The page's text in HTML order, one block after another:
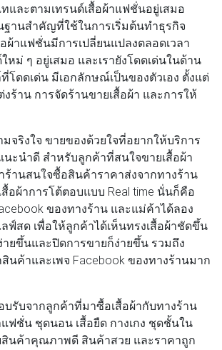
ทและตามเทรนด์เสื้อผ้าแฟชั่นอยู่เสมอ
ฐานสำคัญที่ใช้ในการเริ่มต้นทำธุรกิจ
อผ้าแฟชั่นมีการเปลี่ยนแปลงตลอดเวลา
หม่ ๆ อยู่เสมอ และเรายังโดดเด่นในด้าน
โดดเด่น มีเอกลักษณ์เป็นของตัวเอง ตั้งแต่
ร้าน การจัดร้านขายเสื้อผ้า และการให้
มจริงใจ ขายของด้วยใจที่อยากให้บริการ
นะนำดี สำหรับลูกค้าที่สนใจขายเสื้อผ้า
ร้านสนใจซื้อสินค้าราคาส่งจากทางร้าน
อผ้าการโต้ตอบแบบ Real time นั่นก็คือ
ของทางร้าน และแม่ค้าได้ลอง
ลฟ์สด เพื่อให้ลูกค้าได้เห็นทรงเสื้อผ้าชัดขึ้น
ยขึ้นและปิดการขายก็ง่ายขึ้น รวมถึง
นค้าและเพจ Facebook ของทางร้านมาก
บรับจากลูกค้าที่มาซื้อเสื้อผ้ากับทางร้าน
แฟชั่น ชุดนอน เสื้อยืด กางเกง ชุดชั้นใน
สินค้าคุณภาพดี สินค้าสวย และราคาถูก